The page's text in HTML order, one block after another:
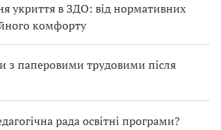
укриття в ЗДО: від нормативних
комфорту
з паперовими трудовими після
рада освітні програми?